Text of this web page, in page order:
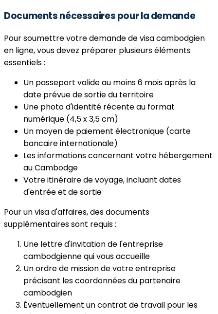
Documents nécessaires pour la demande
Pour soumettre votre demande de visa cambodgien
en ligne, vous devez préparer plusieurs éléments
essentiels :
Un passeport valide au moins 6 mois après la
date prévue de sortie du territoire
Une photo d'identité récente au format
numérique (4,5 x 3,5 cm)
Un moyen de paiement électronique (carte
bancaire internationale)
Les informations concernant votre hébergement
au Cambodge
Votre itinéraire de voyage, incluant dates
d'entrée et de sortie
Pour un visa d'affaires, des documents
supplémentaires sont requis :
Une lettre d'invitation de l'entreprise
cambodgienne qui vous accueille
Un ordre de mission de votre entreprise
précisant les coordonnées du partenaire
cambodgien
Éventuellement un contrat de travail pour les